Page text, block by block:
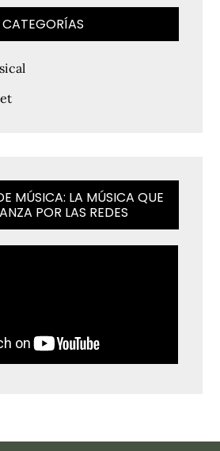
CATEGORÍAS
MÚSICA: LA MÚSICA QUE
POR LAS REDES